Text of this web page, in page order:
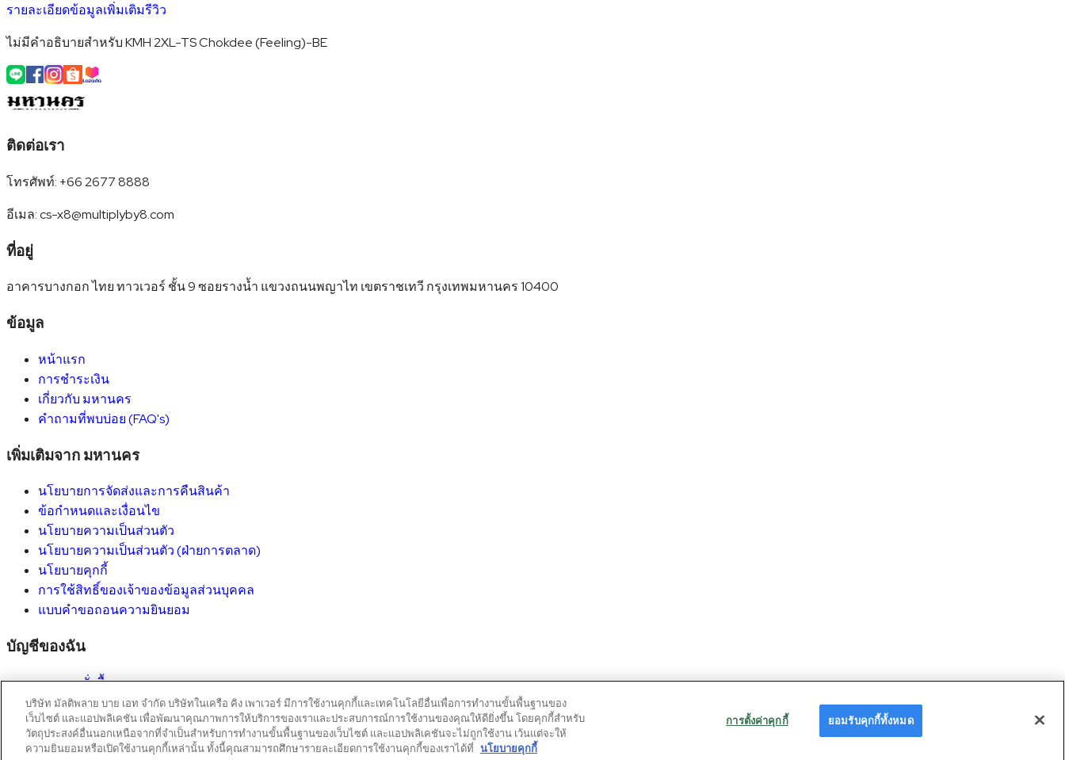
รายละเอียดข้อมูลเพิ่มเติมรีวิว
ไม่มีคำอธิบายสำหรับ KMH 2XL-TS Chokdee (Feeling)-BE
ติดต่อเรา
โทรศัพท์: +66 2677 8888
อีเมล:cs-x8@multiplyby8.com
ที่อยู่
อาคารบางกอก ไทย ทาวเวอร์ ชั้น 9 ซอยรางน้ำ แขวงถนนพญาไท เขตราชเทวี กรุงเทพมหานคร 10400
ข้อมูล
หน้าแรก
การชำระเงิน
เกี่ยวกับ มหานคร
คำถามที่พบบ่อย (FAQ's)
เพิ่มเติมจาก มหานคร
นโยบายการจัดส่งและการคืนสินค้า
ข้อกำหนดและเงื่อนไข
นโยบายความเป็นส่วนตัว
นโยบายความเป็นส่วนตัว (ฝ่ายการตลาด)
นโยบายคุกกี้
การใช้สิทธิ์ของเจ้าของข้อมูลส่วนบุคคล
แบบคำขอถอนความยินยอม
บัญชีของฉัน
รายการสั่งซื้อ
รายละเอียดบัญชี
Copyright © 2026 Mahanakhon by X8
บริษัท มัลติพลาย บาย เอท จำกัด บริษัทในเครือ คิง เพาเวอร์ มีการใช้งานคุกกี้และเทคโนโลยีอื่นเพื่อการทำงานขั้นพื้นฐานของ
เว็บไซต์ และแอปพลิเคชัน เพื่อพัฒนาคุณภาพการให้บริการของเราและประสบการณ์การใช้งานของคุณให้ดียิ่งขึ้น โดยคุกกี้สำหรับ
วัตถุประสงค์อื่นนอกเหนือจากที่จำเป็นสำหรับการทำงานขั้นพื้นฐานของเว็บไซต์ และแอปพลิเคชันจะไม่ถูกใช้งาน เว้นแต่จะให้
ความยินยอมหรือเปิดใช้งานคุกกี้เหล่านั้น ทั้งนี้คุณสามารถศึกษารายละเอียดการใช้งานคุกกี้ของเราได้ที่ นโยบายคุกกี้
การตั้งค่าคุกกี้ ยอมรับคุกกี้ทั้งหมด